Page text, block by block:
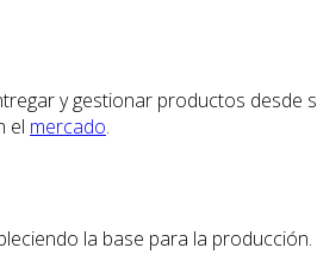
y gestionar productos desde
el mercado.
la base para la producción.